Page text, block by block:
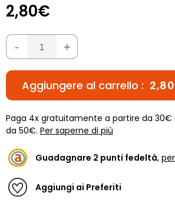
2,80€
- +
Aggiungere al carrello :
Paga 4x gratuitamente a partire da 30€
da 50€. Per saperne di più
Guadagnare 2 punti fedeltà,
Aggiungi ai Preferiti